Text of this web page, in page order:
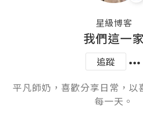
星級博客
我們這一家
追蹤
平凡師奶，喜歡分享日常，以
每一天。